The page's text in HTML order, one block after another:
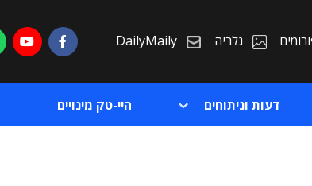
גלריה DailyMaily
דעות וניתוחים היי-טק מינויים